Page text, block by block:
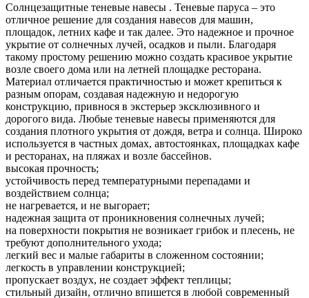
Солнцезащитные теневые навесы . Теневые паруса – это
отличное решение для создания навесов для машин,
площадок, летних кафе и так далее. Это надежное и прочное
укрытие от солнечных лучей, осадков и пыли. Благодаря
такому простому решению можно создать красивое укрытие
возле своего дома или на летней площадке ресторана.
Материал отличается практичностью и может крепиться к
разным опорам, создавая надежную и недорогую
конструкцию, привнося в экстерьер эксклюзивного и
дорогого вида. Любые теневые навесы применяются для
создания плотного укрытия от дождя, ветра и солнца. Широко
используется в частных домах, автостоянках, площадках кафе
и ресторанах, на пляжах и возле бассейнов.
высокая прочность;
устойчивость перед температурными перепадами и
воздействием солнца;
не нагревается, и не выгорает;
надежная защита от проникновения солнечных лучей;
на поверхности покрытия не возникает грибок и плесень, не
требуют дополнительного ухода;
легкий вес и малые габариты в сложенном состоянии;
легкость в управлении конструкцией;
пропускает воздух, не создает эффект теплицы;
стильный дизайн, отлично впишется в любой современный